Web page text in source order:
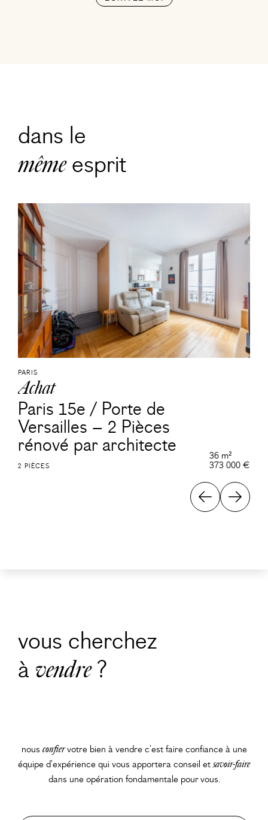
dans le
mêmeesprit
PARIS
Achat
Paris 15e / Porte de
Versailles – 2 Pièces
rénové par architecte
2 PIÈCES
36 m²
373 000 €
vous cherchez
à vendre?
nous confiervotre bien à vendre c’est faire confiance à une
équipe d’expérience qui vous apportera conseil etsavoir-faire
dans une opération fondamentale pour vous.